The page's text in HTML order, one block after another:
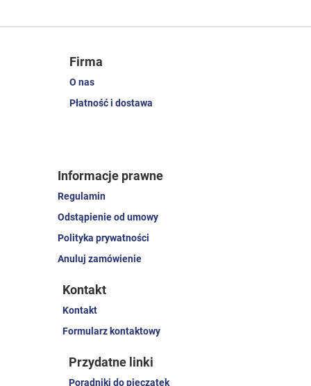
Firma
O nas
Płatność i dostawa
Informacje prawne
Regulamin
Odstąpienie od umowy
Polityka prywatności
Anuluj zamówienie
Kontakt
Kontakt
Formularz kontaktowy
Przydatne linki
Poradniki do pieczątek